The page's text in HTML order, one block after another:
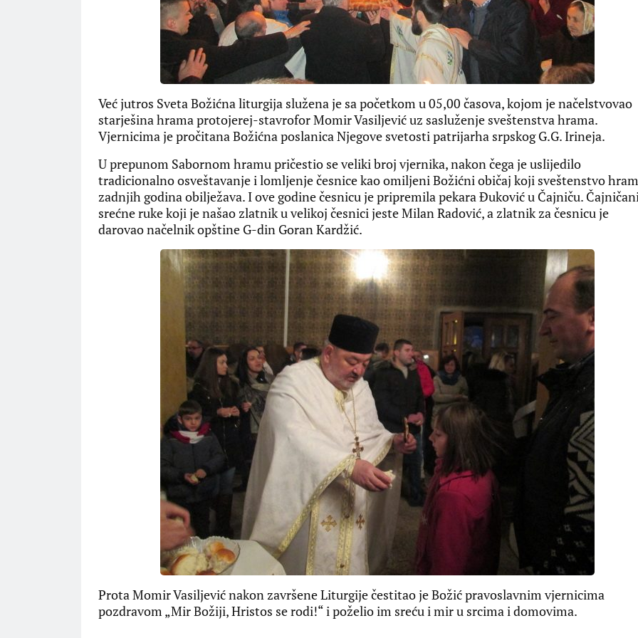
Već jutros Sveta Božićna liturgija služena je sa početkom u 05,00 časova, kojom je načelstvovao
starješina hrama protojerej-stavrofor Momir Vasiljević uz sasluženje sveštenstva hrama.
Vjernicima je pročitana Božićna poslanica Njegove svetosti patrijarha srpskog G.G. Irineja.
U prepunom Sabornom hramu pričestio se veliki broj vjernika, nakon čega je uslijedilo
tradicionalno osveštavanje i lomljenje česnice kao omiljeni Božićni običaj koji sveštenstvo
zadnjih godina obilježava. I ove godine česnicu je pripremila pekara Đuković u Čajniču.
srećne ruke koji je našao zlatnik u velikoj česnici jeste Milan Radović, a zlatnik za česnicu je
darovao načelnik opštine G-din Goran Kardžić.
Prota Momir Vasiljević nakon završene Liturgije čestitao je Božić pravoslavnim vjernicima
pozdravom „Mir Božiji, Hristos se rodi!“ i poželio im sreću i mir u srcima i domovima.